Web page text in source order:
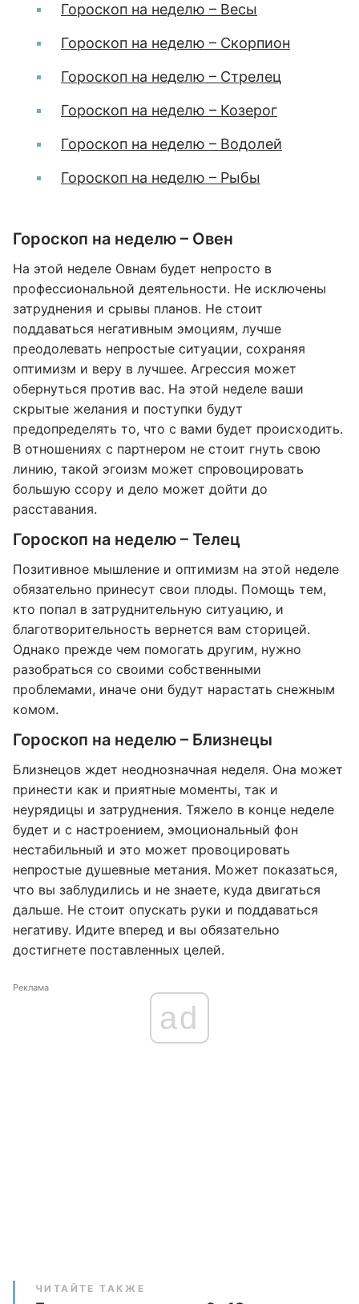
Гороскоп на неделю – Весы
Гороскоп на неделю – Скорпион
Гороскоп на неделю – Стрелец
Гороскоп на неделю – Козерог
Гороскоп на неделю – Водолей
Гороскоп на неделю – Рыбы
Гороскоп на неделю – Овен
На этой неделе Овнам будет непросто в
профессиональной деятельности. Не исключены
затруднения и срывы планов. Не стоит
поддаваться негативным эмоциям, лучше
преодолевать непростые ситуации, сохраняя
оптимизм и веру в лучшее. Агрессия может
обернуться против вас. На этой неделе ваши
скрытые желания и поступки будут
предопределять то, что с вами будет происходить.
В отношениях с партнером не стоит гнуть свою
линию, такой эгоизм может спровоцировать
большую ссору и дело может дойти до
расставания.
Гороскоп на неделю – Телец
Позитивное мышление и оптимизм на этой неделе
обязательно принесут свои плоды. Помощь тем,
кто попал в затруднительную ситуацию, и
благотворительность вернется вам сторицей.
Однако прежде чем помогать другим, нужно
разобраться со своими собственными
проблемами, иначе они будут нарастать снежным
комом.
Гороскоп на неделю – Близнецы
Близнецов ждет неоднозначная неделя. Она может
принести как и приятные моменты, так и
неурядицы и затруднения. Тяжело в конце неделе
будет и с настроением, эмоциональный фон
нестабильный и это может провоцировать
непростые душевные метания. Может показаться,
что вы заблудились и не знаете, куда двигаться
дальше. Не стоит опускать руки и поддаваться
негативу. Идите вперед и вы обязательно
достигнете поставленных целей.
Реклама
ad
ЧИТАЙТЕ ТАКЖЕ